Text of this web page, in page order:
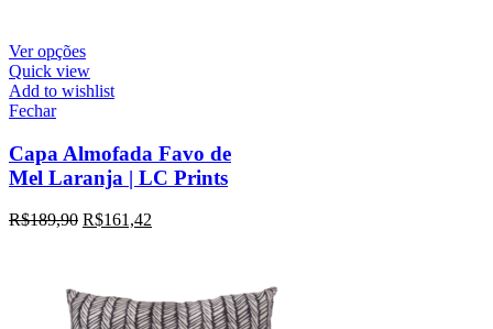
Ver opções
Quick view
Add to wishlist
Fechar
Capa Almofada Favo de
Mel Laranja | LC Prints
R$189,90 R$161,42